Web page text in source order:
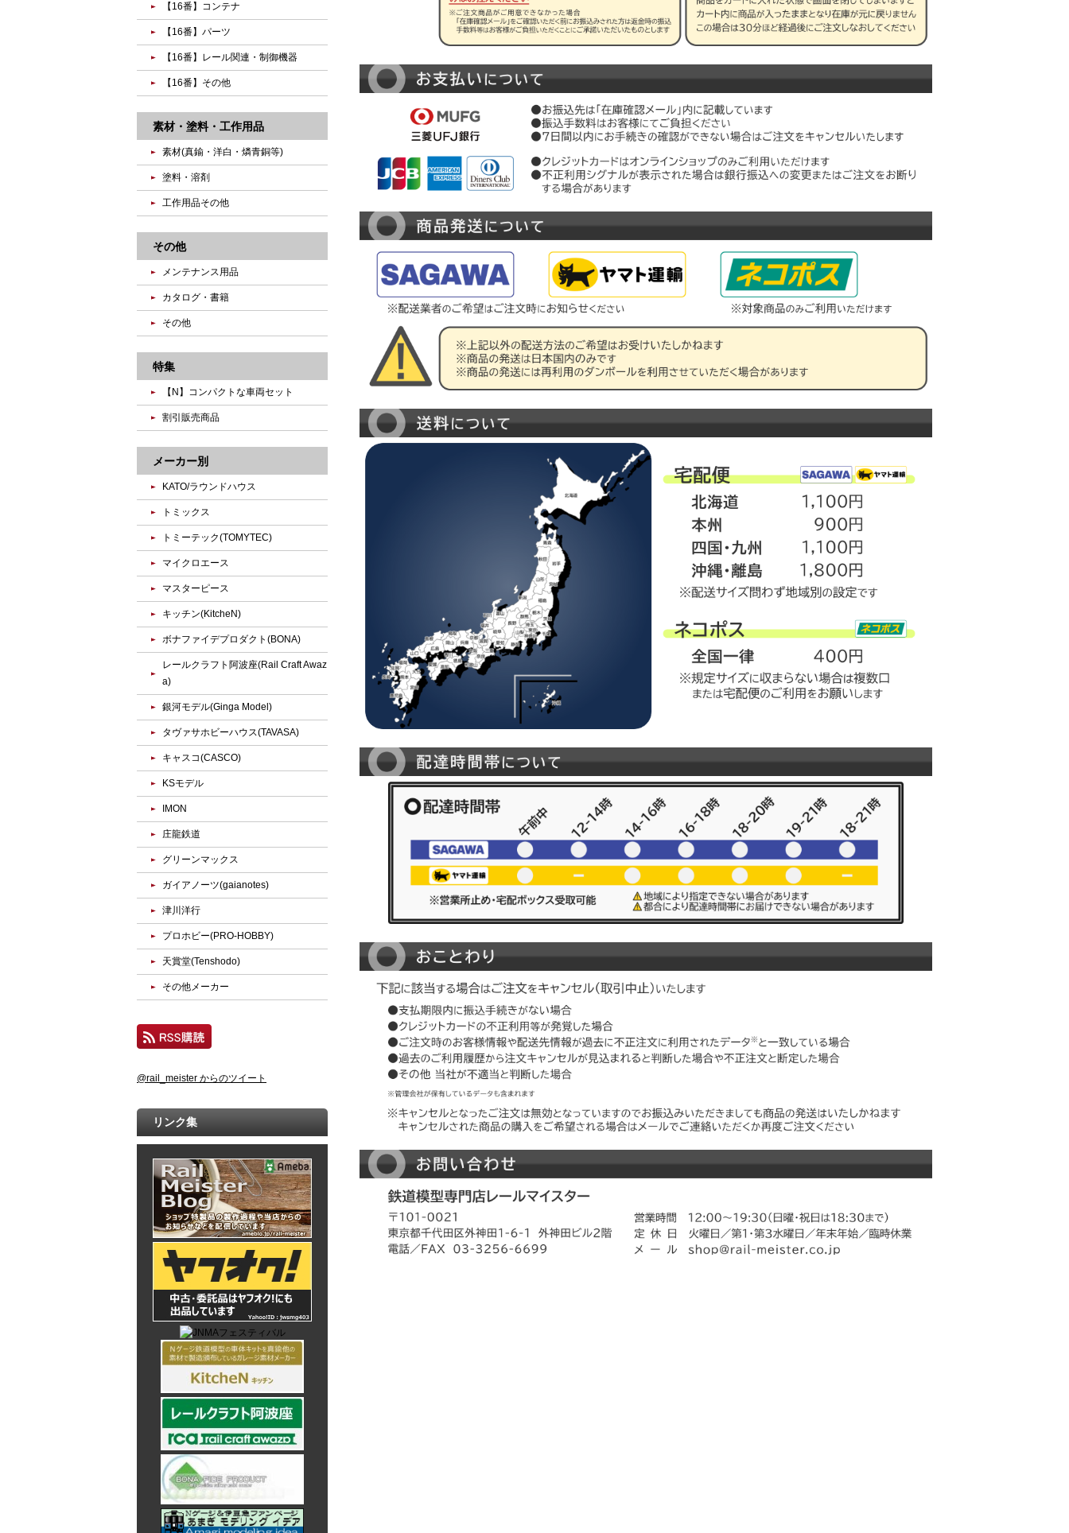
【16番】コンテナ
【16番】パーツ
【16番】レール関連・制御機器
【16番】その他
素材・塗料・工作用品
素材(真鍮・洋白・燐青銅等)
塗料・溶剤
工作用品その他
その他
メンテナンス用品
カタログ・書籍
その他
特集
【N】コンパクトな車両セット
割引販売商品
メーカー別
KATO/ラウンドハウス
トミックス
トミーテック(TOMYTEC)
マイクロエース
マスターピース
キッチン(KitcheN)
ボナファイデプロダクト(BONA)
レールクラフト阿波座(Rail Craft Awaz
a)
銀河モデル(Ginga Model)
タヴァサホビーハウス(TAVASA)
キャスコ(CASCO)
KSモデル
IMON
庄龍鉄道
グリーンマックス
ガイアノーツ(gaianotes)
津川洋行
プロホビー(PRO-HOBBY)
天賞堂(Tenshodo)
その他メーカー
@rail_meister からのツイート
リンク集